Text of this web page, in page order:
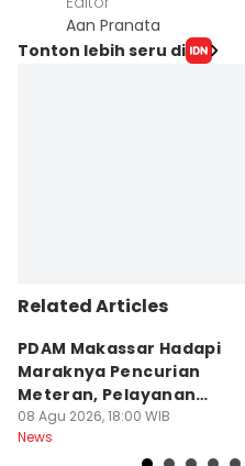
Aan Pranata
Tonton lebih seru di
Related Articles
PDAM Makassar Hadapi
Maraknya Pencurian
Meteran, Pelayanan
Ikut Terdampak
08 Agu 2026, 18:00 WIB
News